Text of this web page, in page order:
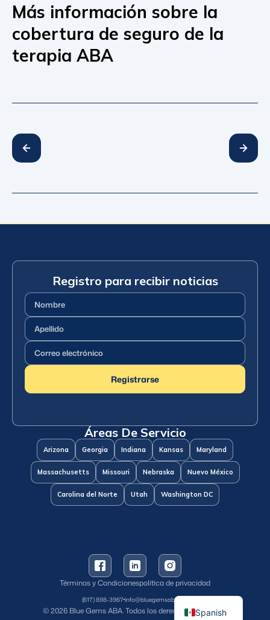
Más información sobre la
cobertura de seguro de la
terapia ABA
Registro para recibir noticias
Nombre
Apellido
Correo
electrónico(Requerido)
Registrarse
Áreas De Servicio
Arizona Georgia Indiana Kansas Maryland
Massachusetts Missouri Nebraska Nuevo México
Carolina del Norte Utah Washington DC
Términos y Condicionespolítica de privacidad
(617) 898-3967info@bluegemsaba.com
© 2026 Blue Gems ABA. Todos los derechos reservados.
Spanish